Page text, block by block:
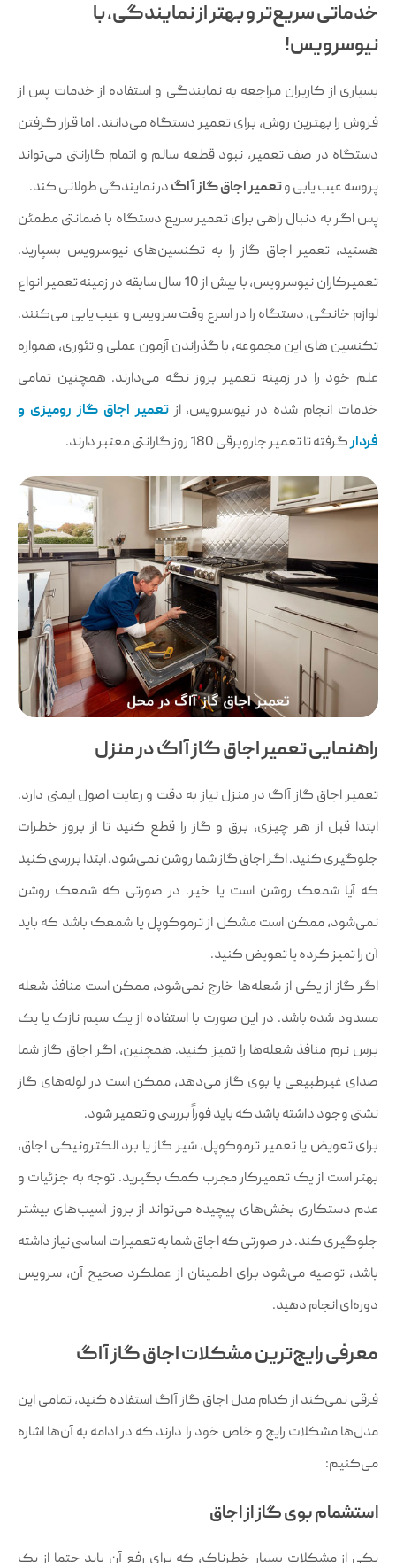
خدماتی سریع‌تر و بهتر از نمایندگی، با
نیوسرویس!
بسیاری از کاربران مراجعه به نمایندگی و استفاده از خدمات پس از
فروش را بهترین روش، برای تعمیر دستگاه می‌دانند. اما قرار گرفتن
دستگاه در صف تعمیر، نبود قطعه سالم و اتمام گارانتی می‌تواند
پروسه عیب یابی وتعمیر اجاق گاز آاگدر نمایندگی طولانی کند.
پس اگر به دنبال راهی برای تعمیر سریع دستگاه با ضمانتی مطمئن
هستید، تعمیر اجاق گاز را به تکنسین‌های نیوسرویس بسپارید.
تعمیرکاران نیوسرویس، با بیش از 10 سال سابقه در زمینه تعمیر انواع
لوازم خانگی، دستگاه را در اسرع وقت سرویس و عیب یابی می‌کنند.
تکنسین های این مجموعه، با گذراندن آزمون عملی و تئوری، همواره
علم خود را در زمینه تعمیر بروز نگه می‌دارند. همچنین تمامی
خدمات انجام شده در نیوسرویس، ازتعمیر اجاق گاز رومیزی و
فردارگرفته تا تعمیر جاروبرقی 180 روز گارانتی معتبر دارند.
راهنمایی تعمیر اجاق گاز آاگ در منزل
تعمیر اجاق گاز آاگ در منزل نیاز به دقت و رعایت اصول ایمنی دارد.
ابتدا قبل از هر چیزی، برق و گاز را قطع کنید تا از بروز خطرات
جلوگیری کنید. اگر اجاق گاز شما روشن نمی‌شود، ابتدا بررسی کنید
که آیا شمعک روشن است یا خیر. در صورتی که شمعک روشن
نمی‌شود، ممکن است مشکل از ترموکوپل یا شمعک باشد که باید
آن را تمیز کرده یا تعویض کنید.
اگر گاز از یکی از شعله‌ها خارج نمی‌شود، ممکن است منافذ شعله
مسدود شده باشد. در این صورت با استفاده از یک سیم نازک یا یک
برس نرم منافذ شعله‌ها را تمیز کنید. همچنین، اگر اجاق گاز شما
صدای غیرطبیعی یا بوی گاز می‌دهد، ممکن است در لوله‌های گاز
نشتی وجود داشته باشد که باید فوراً بررسی و تعمیر شود.
برای تعویض یا تعمیر ترموکوپل، شیر گاز یا برد الکترونیکی اجاق،
بهتر است از یک تعمیرکار مجرب کمک بگیرید. توجه به جزئیات و
عدم دستکاری بخش‌های پیچیده می‌تواند از بروز آسیب‌های بیشتر
جلوگیری کند. در صورتی که اجاق شما به تعمیرات اساسی نیاز داشته
باشد، توصیه می‌شود برای اطمینان از عملکرد صحیح آن، سرویس
دوره‌ای انجام دهید.
معرفی رایج‌ترین مشکلات اجاق گاز آاگ
فرقی نمی‌کند از کدام مدل اجاق گاز آاگ استفاده کنید، تمامی این
مدل‌ها مشکلات رایج و خاص خود را دارند که در ادامه به آن‌ها اشاره
می‌کنیم:
استشمام بوی گاز از اجاق